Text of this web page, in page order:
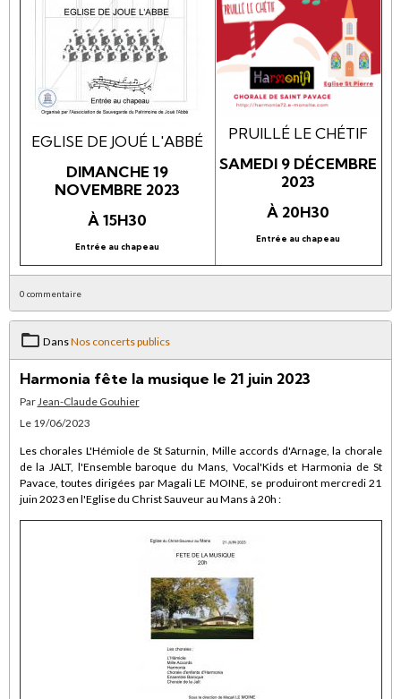
EGLISE DE JOUÉ L'ABBÉ
DIMANCHE 19
NOVEMBRE 2023
À 15H30
Entrée au chapeau
PRUILLÉ LE CHÉTIF
SAMEDI 9 DÉCEMBRE
2023
À 20H30
Entrée au chapeau
0 commentaire
DansNos concerts publics
Harmonia fête la musique le 21 juin 2023
Par Jean-Claude Gouhier
Le 19/06/2023
Les chorales L'Hémiole de St Saturnin, Mille accords d'Arnage, la chorale
de la JALT, l'Ensemble baroque du Mans, Vocal'Kids et Harmonia de St
Pavace, toutes dirigées par Magali LE MOINE, se produiront mercredi 21
juin 2023 en l'Eglise du Christ Sauveur au Mans à 20h :